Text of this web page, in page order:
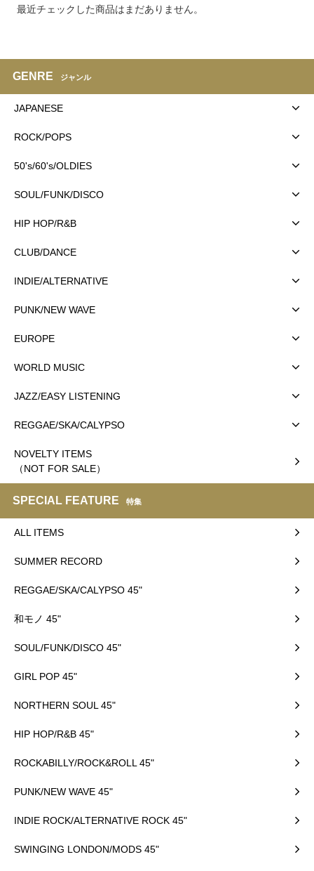
最近チェックした商品はまだありません。
GENRE ジャンル
JAPANESE
ROCK/POPS
50's/60's/OLDIES
SOUL/FUNK/DISCO
HIP HOP/R&B
CLUB/DANCE
INDIE/ALTERNATIVE
PUNK/NEW WAVE
EUROPE
WORLD MUSIC
JAZZ/EASY LISTENING
REGGAE/SKA/CALYPSO
NOVELTY ITEMS
（NOT FOR SALE）
SPECIAL FEATURE 特集
ALL ITEMS
SUMMER RECORD
REGGAE/SKA/CALYPSO 45"
和モノ 45"
SOUL/FUNK/DISCO 45"
GIRL POP 45"
NORTHERN SOUL 45"
HIP HOP/R&B 45"
ROCKABILLY/ROCK&ROLL 45"
PUNK/NEW WAVE 45"
INDIE ROCK/ALTERNATIVE ROCK 45"
SWINGING LONDON/MODS 45"